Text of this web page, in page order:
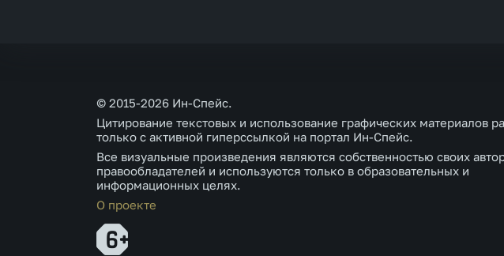
© 2015-2026 Ин-Спейс.
Цитирование текстовых и использование графических материалов
только с активной гиперссылкой на портал Ин-Спейс.
Все визуальные произведения являются собственностью своих
правообладателей и используются только в образовательных и
информационных целях.
О проекте